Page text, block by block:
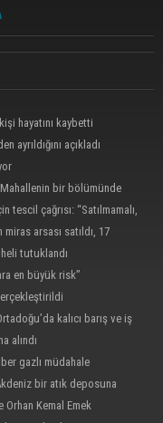
hayatını kaybetti
ayrıldığını açıkladı
Mahallenin bir bölümünde
çağrısı: “Satılmamalı,
arsası satıldı, 17
tutuklandı
en büyük risk”
kalıcı barış ve iş
alındı
gazlı müdahale
bir atık deposuna
Orhan Kemal Emek